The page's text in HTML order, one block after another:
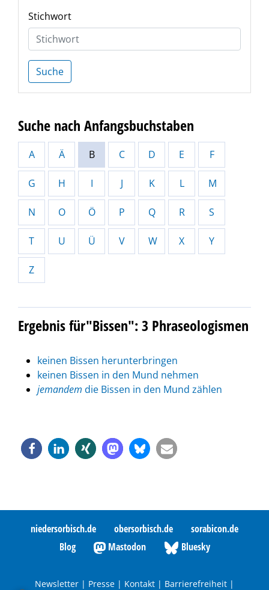
Stichwort
Suche
Suche nach Anfangsbuchstaben
A Ä B C D E F
G H I J K L M
N O Ö P Q R S
T U Ü V W X Y
Z
Ergebnis für"Bissen": 3 Phraseologismen
keinen Bissen herunterbringen
keinen Bissen in den Mund nehmen
jemandem die Bissen in den Mund zählen
niedersorbisch.de obersorbisch.de
sorabicon.de
Blog
Mastodon Bluesky
Newsletter | Presse | Kontakt | Barrierefreiheit |